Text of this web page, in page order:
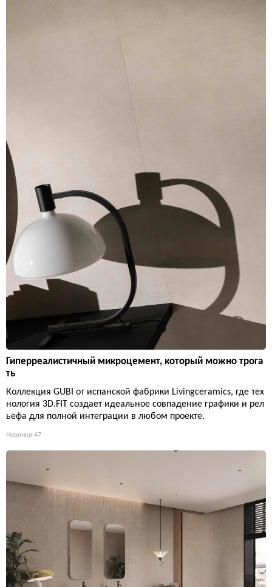
Гиперреалистичный микроцемент, который можно трога
ть
Коллекция GUBI от испанской фабрики Livingceramics, где тех
нология 3D.FIT создает идеальное совпадение графики и рел
ьефа для полной интеграции в любом проекте.
Новинки 47